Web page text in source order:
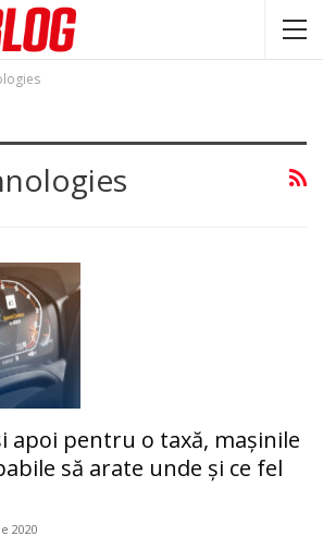
apoi pentru o taxă, maşinile
să arate unde şi ce fel
2020